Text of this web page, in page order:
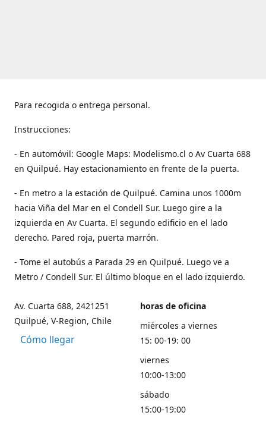
Para recogida o entrega personal.
Instrucciones:
- En automóvil: Google Maps: Modelismo.cl o Av Cuarta 688
en Quilpué. Hay estacionamiento en frente de la puerta.
- En metro a la estación de Quilpué. Camina unos 1000m
hacia Viña del Mar en el Condell Sur. Luego gire a la
izquierda en Av Cuarta. El segundo edificio en el lado
derecho. Pared roja, puerta marrón.
- Tome el autobús a Parada 29 en Quilpué. Luego ve a
Metro / Condell Sur. El último bloque en el lado izquierdo.
Av. Cuarta 688, 2421251
Quilpué, V-Region, Chile
Cómo llegar
horas de oficina
miércoles a viernes
15: 00-19: 00
viernes
10:00-13:00
sábado
15:00-19:00